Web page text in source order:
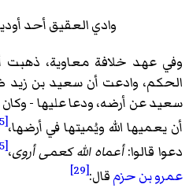
وادي العقيق أحد
وفي عهد خلافة معاوية، ذهبت
الحكم، وادعت أن سعيد بن زيد
سعيد عن أرضه، ودعا عليها - وكان
أن يعميها الله ويُميتها في أرضها،[5]
دعوا قالوا:أعماه الله كعمى أروى،[45]
عمرو بن حزمقال:[29]